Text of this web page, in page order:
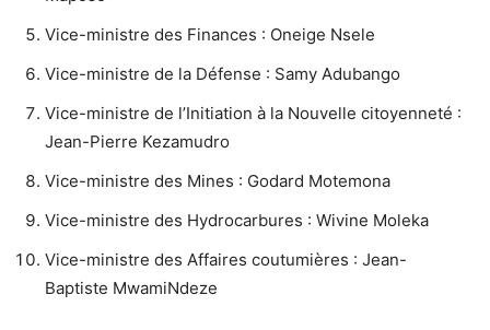
Vice-ministre des Finances : Oneige Nsele
Vice-ministre de la Défense : Samy Adubango
Vice-ministre de l’Initiation à la Nouvelle citoyenneté :
Jean-Pierre Kezamudro
Vice-ministre des Mines : Godard Motemona
Vice-ministre des Hydrocarbures : Wivine Moleka
Vice-ministre des Affaires coutumières : Jean-
Baptiste MwamiNdeze